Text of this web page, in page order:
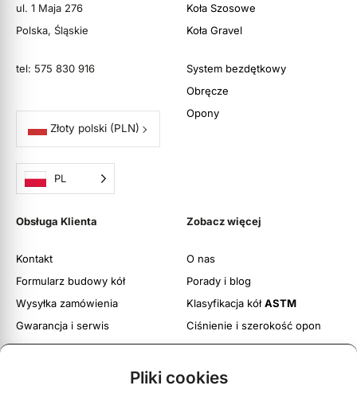
Pliki cookies
ul. 1 Maja 276
Polska, Śląskie
tel: 575 830 916
Złoty polski (PLN)
PL
Koła Szosowe
Koła Gravel
System bezdętkowy
Obręcze
Opony
Obsługa Klienta
Kontakt
Formularz budowy kół
Wysyłka zamówienia
Gwarancja i serwis
Obsługa zwrotów
Zobacz więcej
O nas
Porady i blog
Klasyfikacja kółASTM
Ciśnienie i szerokość opon
Regulamin witryny